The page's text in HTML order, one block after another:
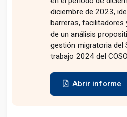
diciembre de 2023,
barreras, facilitadores
de un análisis
gestión migratoria del
trabajo 2024 del
Abrir informe